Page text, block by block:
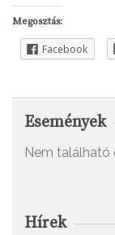
Megosztás:
Facebook
Események
Nem található
Hírek